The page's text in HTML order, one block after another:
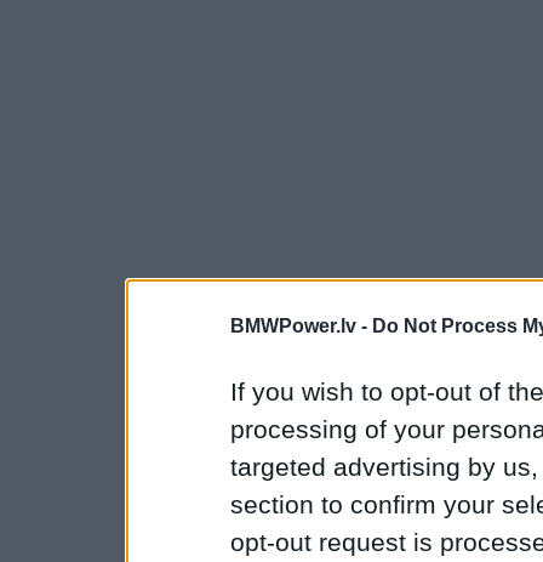
BMWPower.lv - Do Not Process
If you wish to opt-out of
processing of your
targeted advertising by
section to confirm your
opt-out request is